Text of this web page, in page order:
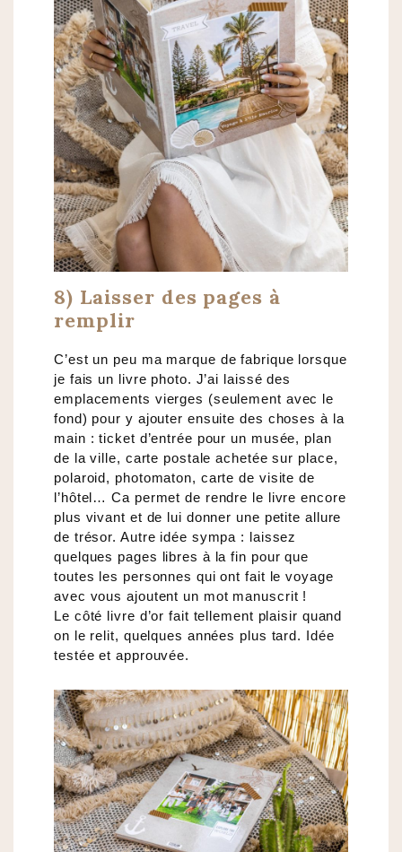
8) Laisser des pages à
remplir
C’est un peu ma marque de fabrique lorsque
je fais un livre photo. J’ai laissé des
emplacements vierges (seulement avec le
fond) pour y ajouter ensuite des choses à la
main : ticket d’entrée pour un musée, plan
de la ville, carte postale achetée sur place,
polaroid, photomaton, carte de visite de
l’hôtel… Ca permet de rendre le livre encore
plus vivant et de lui donner une petite allure
de trésor. Autre idée sympa : laissez
quelques pages libres à la fin pour que
toutes les personnes qui ont fait le voyage
avec vous ajoutent un mot manuscrit !
Le côté livre d’or fait tellement plaisir quand
on le relit, quelques années plus tard. Idée
testée et approuvée.